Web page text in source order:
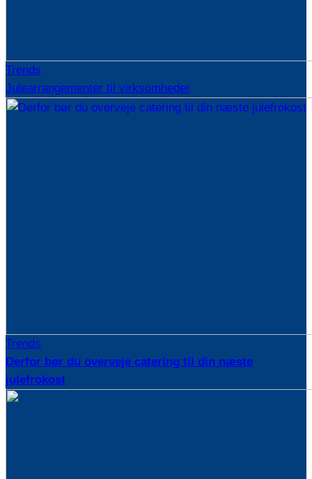
Trends
Julearrangementer til virksomheder
Trends
Derfor bør du overveje catering til din næste
julefrokost